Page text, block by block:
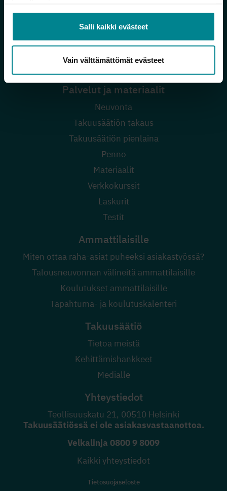
Salli kaikki evästeet
Vain välttämättömät evästeet
Palvelut ja materiaalit
Neuvonta
Takuusäätiön takaus
Takuusäätiön pienlaina
Penno
Materiaalit
Verkkokurssit
Laskurit
Testit
Ammattilaisille
Miten ottaa raha-asiat puheeksi asiakastyössä?
Talousneuvonnan välineitä ammattilaisille
Koulutukset ammattilaisille
Tapahtuma- ja koulutuskalenteri
Takuusäätiö
Tietoa meistä
Kehittämishankkeet
Medialle
Yhteystiedot
Teollisuuskatu 21, 00510 Helsinki
Takuusäätiössä ei ole asiakasvastaanottoa.
Velkalinja 0800 9 8009
Kaikki yhteystiedot
Tietosuojaseloste